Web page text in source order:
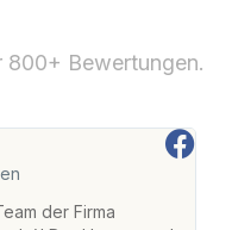
800+ Bewertungen.
der Firma